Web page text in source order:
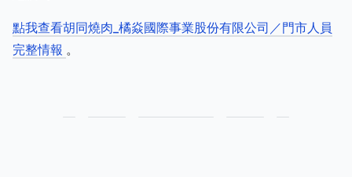
點我查看胡同燒肉_橘焱國際事業股份有限公司／門市人員
完整情報 。